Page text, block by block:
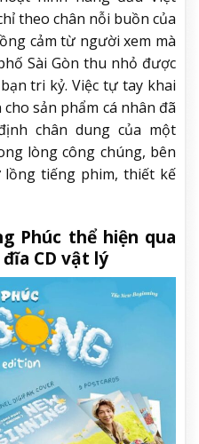
theo chân nỗi buồn của
cảm từ người xem mà
Sài Gòn thu nhỏ được
tri kỷ. Việc tự tay khai
sản phẩm cá nhân đã
chân dung của một
lòng công chúng, bên
lồng tiếng phim, thiết kế
Phúc thể hiện qua
CD vật lý